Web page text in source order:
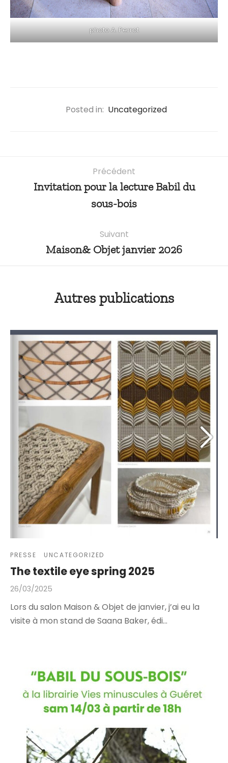
photo A. Perrot
Posted in: Uncategorized
Précédent
Invitation pour la lecture Babil du
sous-bois
Suivant
Maison& Objet janvier 2026
Autres publications
PRESSE UNCATEGORIZED
The textile eye spring 2025
26/03/2025
Lors du salon Maison & Objet de janvier, j’ai eu la
visite à mon stand de Saana Baker, édi…